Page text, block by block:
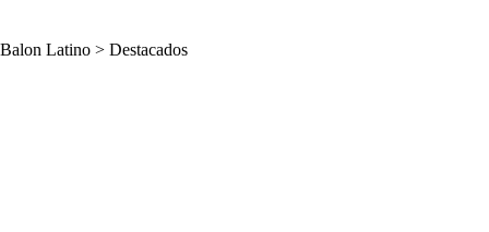
Balon Latino > Destacados